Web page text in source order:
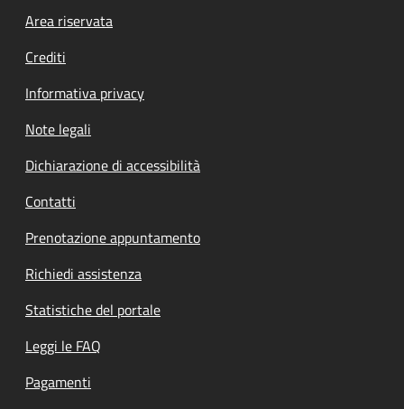
Footer menu
Area riservata
Crediti
Informativa privacy
Note legali
Dichiarazione di accessibilità
Contatti
Prenotazione appuntamento
Richiedi assistenza
Statistiche del portale
Leggi le FAQ
Pagamenti